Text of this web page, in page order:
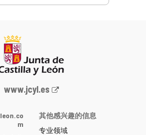
Junta
y
www.jcyl.es
m
其他感兴趣的信息
专业领域